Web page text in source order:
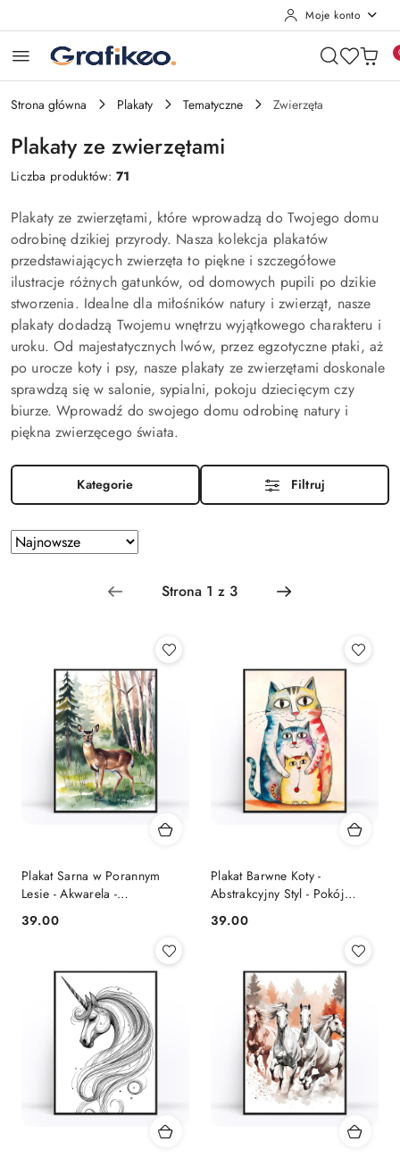
Moje konto
Strona główna Plakaty Tematyczne Zwierzęta
Plakaty ze zwierzętami
Liczba produktów:71
Plakaty ze zwierzętami, które wprowadzą do Twojego domu
odrobinę dzikiej przyrody. Nasza kolekcja plakatów
przedstawiających zwierzęta to piękne i szczegółowe
ilustracje różnych gatunków, od domowych pupili po dzikie
stworzenia. Idealne dla miłośników natury i zwierząt, nasze
plakaty dodadzą Twojemu wnętrzu wyjątkowego charakteru i
uroku. Od majestatycznych lwów, przez egzotyczne ptaki, aż
po urocze koty i psy, nasze plakaty ze zwierzętami doskonale
sprawdzą się w salonie, sypialni, pokoju dziecięcym czy
biurze. Wprowadź do swojego domu odrobinę natury i
piękna zwierzęcego świata.
Kategorie Filtruj
Zastosowano
sortowanie:
Sortuj
według
Plakat Sarna w Porannym
Lesie - Akwarela -
Minimalistyczny
Cena:
39.00
Plakat Barwne Koty -
Abstrakcyjny Styl - Pokój
Dziecięcy
Cena:
39.00